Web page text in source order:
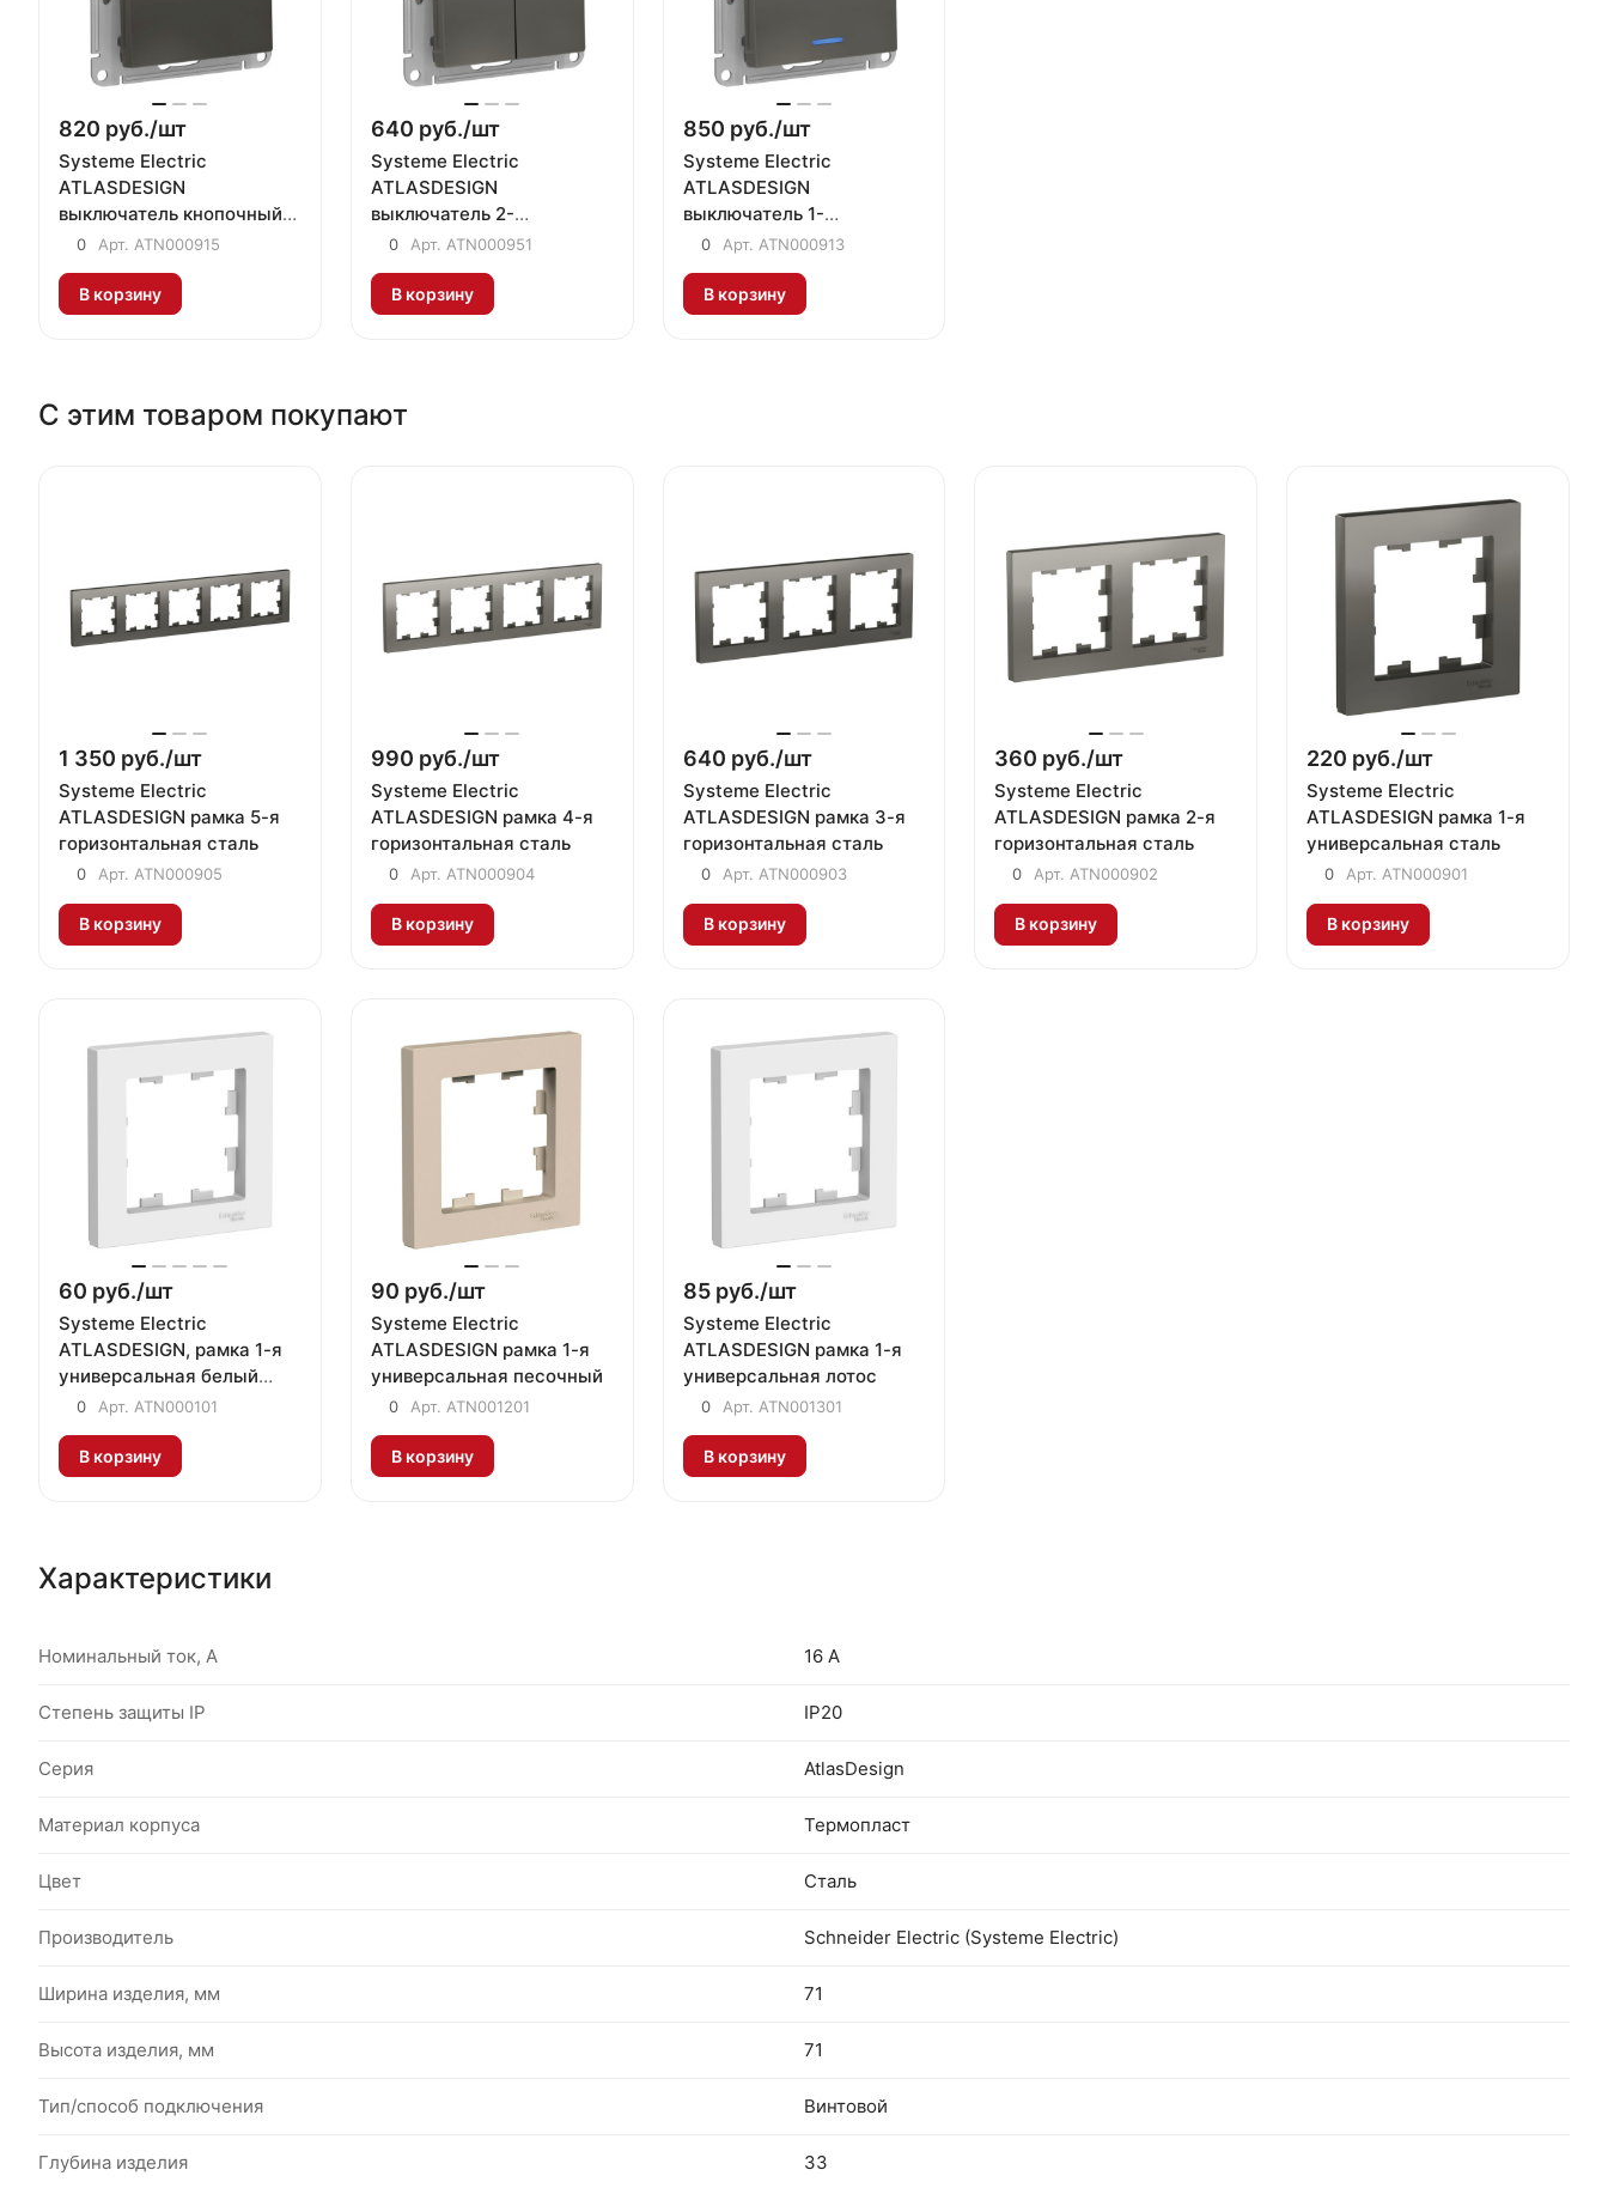
820 руб./шт
Systeme Electric
ATLASDESIGN
выключатель кнопочный
1-клавишный сталь
0 Арт. ATN000915
В корзину
640 руб./шт
Systeme Electric
ATLASDESIGN
выключатель 2-
клавишный сталь
0 Арт. ATN000951
В корзину
850 руб./шт
Systeme Electric
ATLASDESIGN
выключатель 1-
клавишный с подсветкой
0 Арт. ATN000913
В корзину
С этим товаром покупают
1 350 руб./шт
Systeme Electric
ATLASDESIGN рамка 5-я
горизонтальная сталь
0 Арт. ATN000905
В корзину
990 руб./шт
Systeme Electric
ATLASDESIGN рамка 4-я
горизонтальная сталь
0 Арт. ATN000904
В корзину
640 руб./шт
Systeme Electric
ATLASDESIGN рамка 3-я
горизонтальная сталь
0 Арт. ATN000903
В корзину
360 руб./шт
Systeme Electric
ATLASDESIGN рамка 2-я
горизонтальная сталь
0 Арт. ATN000902
В корзину
220 руб./шт
Systeme Electric
ATLASDESIGN рамка 1-я
универсальная сталь
0 Арт. ATN000901
В корзину
60 руб./шт
Systeme Electric
ATLASDESIGN, рамка 1-я
универсальная белый
ATN000101
0 Арт. ATN000101
В корзину
90 руб./шт
Systeme Electric
ATLASDESIGN рамка 1-я
универсальная песочный
0 Арт. ATN001201
В корзину
85 руб./шт
Systeme Electric
ATLASDESIGN рамка 1-я
универсальная лотос
0 Арт. ATN001301
В корзину
Характеристики
Номинальный ток, А 16 А
Степень защиты IP IP20
Серия AtlasDesign
Материал корпуса Термопласт
Цвет Сталь
Производитель Schneider Electric (Systeme Electric)
Ширина изделия, мм 71
Высота изделия, мм 71
Тип/способ подключения Винтовой
Глубина изделия 33